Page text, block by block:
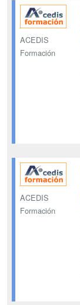
ACEDIS
Formación
ACEDIS
Formación